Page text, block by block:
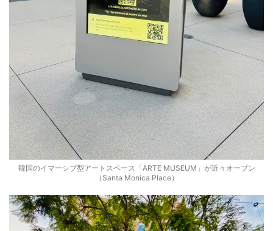
韓国のイマーシブ型アートスペース「ARTE MUSEUM」が近々オープン
（Santa Monica Place）